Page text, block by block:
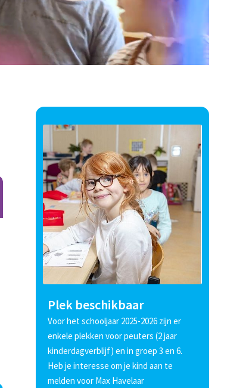
Plek beschikbaar
Voor het schooljaar 2025-2026 zijn er
enkele plekken voor peuters (2 jaar
kinderdagverblijf) en in groep 3 en 6.
Heb je interesse om je kind aan te
melden voor Max Havelaar